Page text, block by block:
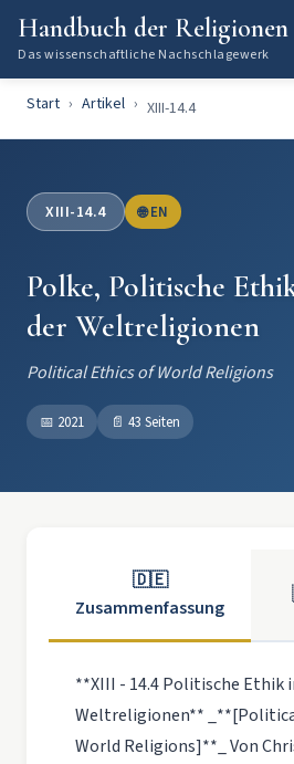
Handbuch der Religionen
Das wissenschaftliche Nachschlagewerk
Start Artikel XIII-14.4
XIII-14.4 🌐 EN
Polke, Politische
der Weltreligionen
Political Ethics of World Religions
📅 2021 📄 43 Seiten
🇩🇪
Zusammenfassung
**XIII - 14.4 Politische Ethik
Weltreligionen**
World Religions]**_ Von